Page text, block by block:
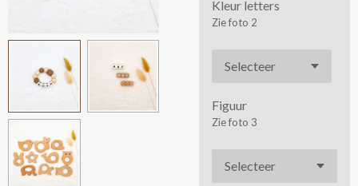
Kleur letters
Zie foto 2
Figuur
Zie foto 3